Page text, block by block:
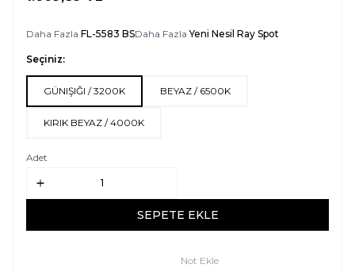
Daha Fazla FL-5583 BSDaha FazlaYeni Nesil Ray Spot
Seçiniz:
GÜNIŞIĞI / 3200K BEYAZ / 6500K
KIRIK BEYAZ / 4000K
Adet
SEPETE EKLE
Not Ekle